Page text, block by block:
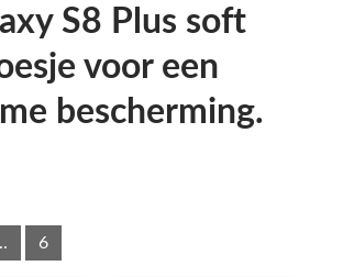
S8 Plus soft
voor een
bescherming.
6